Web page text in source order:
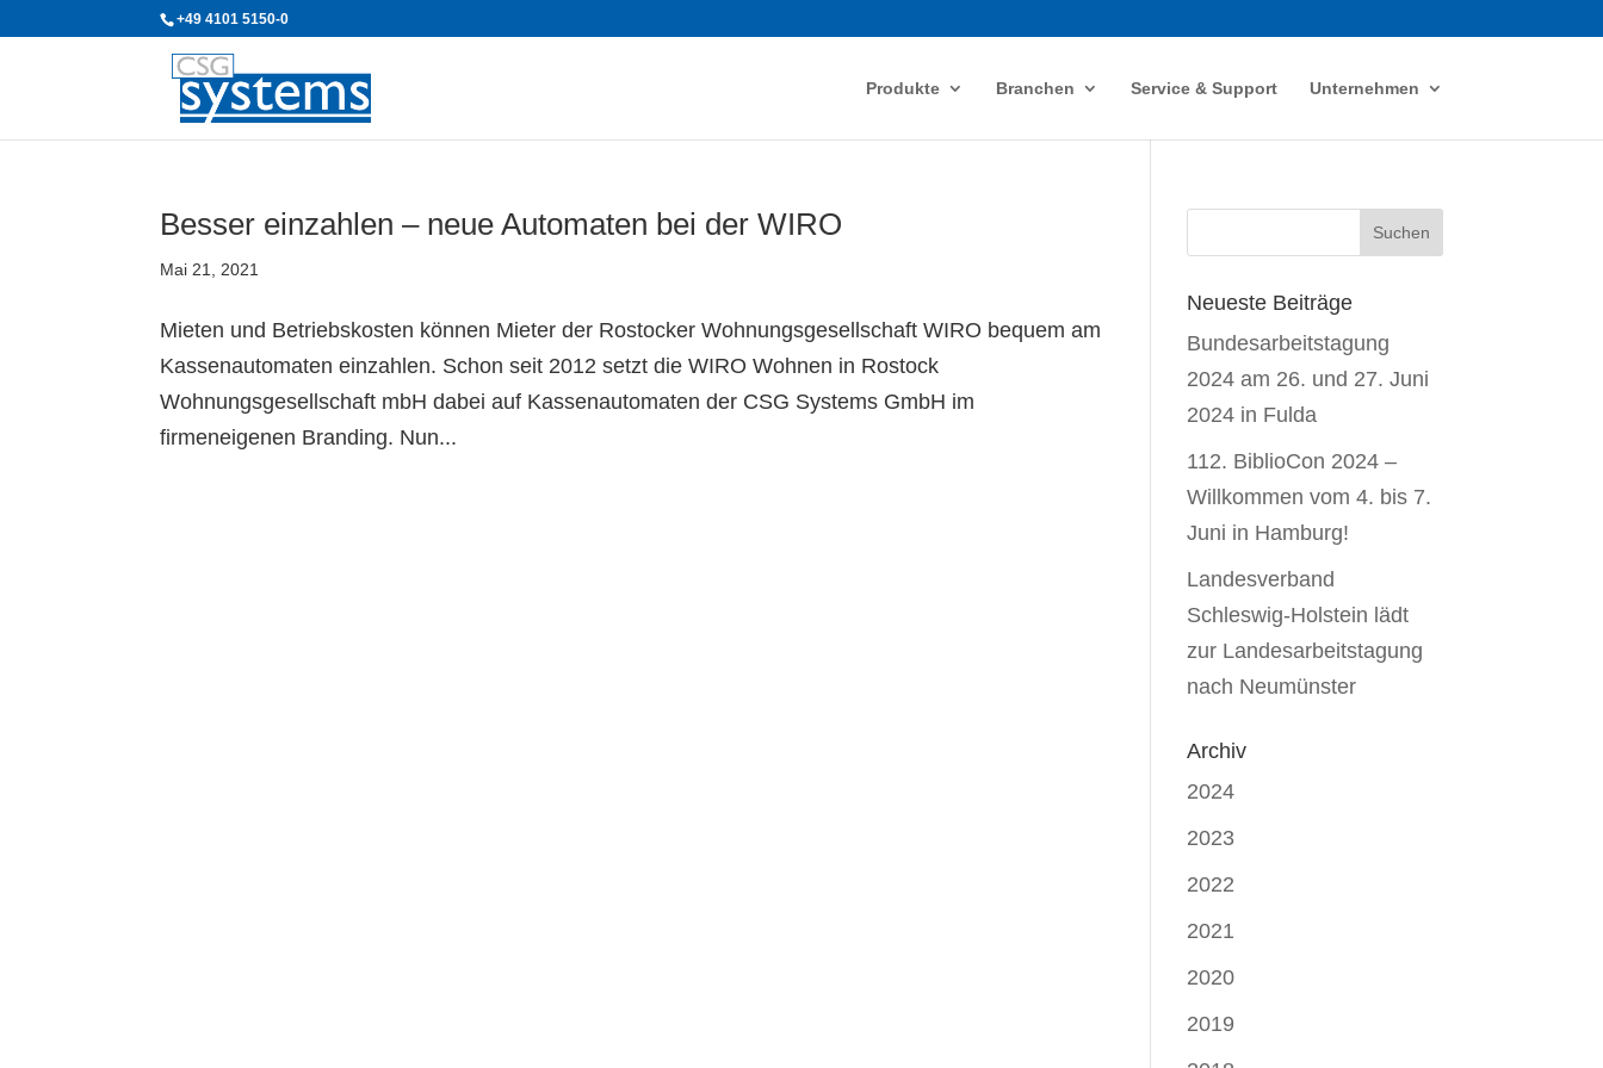
+49 4101 5150-0
Produkte Branchen Service & Support Unternehmen
Besser einzahlen – neue Automaten bei der WIRO
Mai 21, 2021
Mieten und Betriebskosten können Mieter der Rostocker Wohnungsgesellschaft WIRO bequem am
Kassenautomaten einzahlen. Schon seit 2012 setzt die WIRO Wohnen in Rostock
Wohnungsgesellschaft mbH dabei auf Kassenautomaten der CSG Systems GmbH im
firmeneigenen Branding. Nun...
Neueste Beiträge
Bundesarbeitstagung
2024 am 26. und 27. Juni
2024 in Fulda
112. BiblioCon 2024 –
Willkommen vom 4. bis 7.
Juni in Hamburg!
Landesverband
Schleswig-Holstein lädt
zur Landesarbeitstagung
nach Neumünster
Archiv
2024
2023
2022
2021
2020
2019